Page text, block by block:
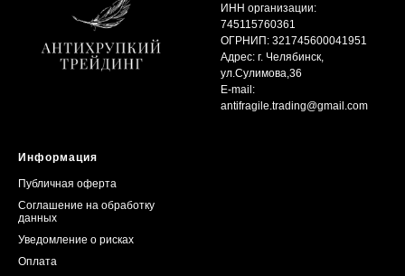
ИНН организации:
745115760361
ОГРНИП: 321745600041951
Адрес: г. Челябинск,
ул.Сулимова,36
E-mail:
antifragile.trading@gmail.com
Информация
Публичная оферта
Соглашение на обработку
данных
Уведомление о рисках
Оплата